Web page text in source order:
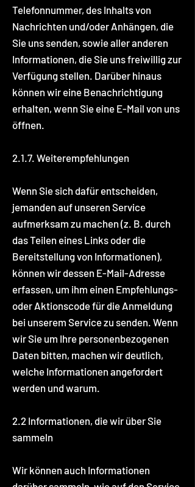
Telefonnummer, des Inhalts von
Nachrichten und/oder Anhängen, die
Sie uns senden, sowie aller anderen
Informationen, die Sie uns freiwillig zur
Verfügung stellen. Darüber hinaus
können wir eine Benachrichtigung
erhalten, wenn Sie eine E-Mail von uns
öffnen.
2.1.7. Weiterempfehlungen
Wenn Sie sich dafür entscheiden,
jemanden auf unseren Service
aufmerksam zu machen (z. B. durch
das Teilen eines Links oder die
Bereitstellung von Informationen),
können wir dessen E-Mail-Adresse
erfassen, um ihm einen Empfehlungs-
oder Aktionscode für die Anmeldung
bei unserem Service zu senden. Wenn
wir Sie um Ihre personenbezogenen
Daten bitten, machen wir deutlich,
welche Informationen angefordert
werden und warum.
2.2 Informationen, die wir über Sie
sammeln
Wir können auch Informationen